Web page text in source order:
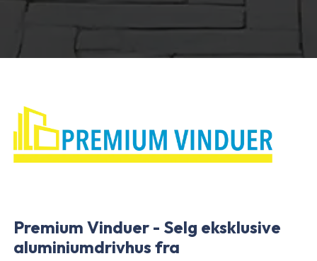
Premium Vinduer - Selg eksklusive
aluminiumdrivhus fra